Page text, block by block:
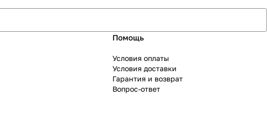
Помощь
Условия оплаты
Условия доставки
Гарантия и возврат
Вопрос-ответ